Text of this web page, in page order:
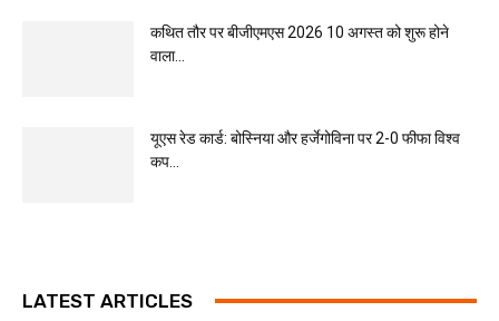
कथित तौर पर बीजीएमएस 2026 10 अगस्त को शुरू होने
वाला...
यूएस रेड कार्ड: बोस्निया और हर्जेगोविना पर 2-0 फीफा विश्व
कप...
LATEST ARTICLES